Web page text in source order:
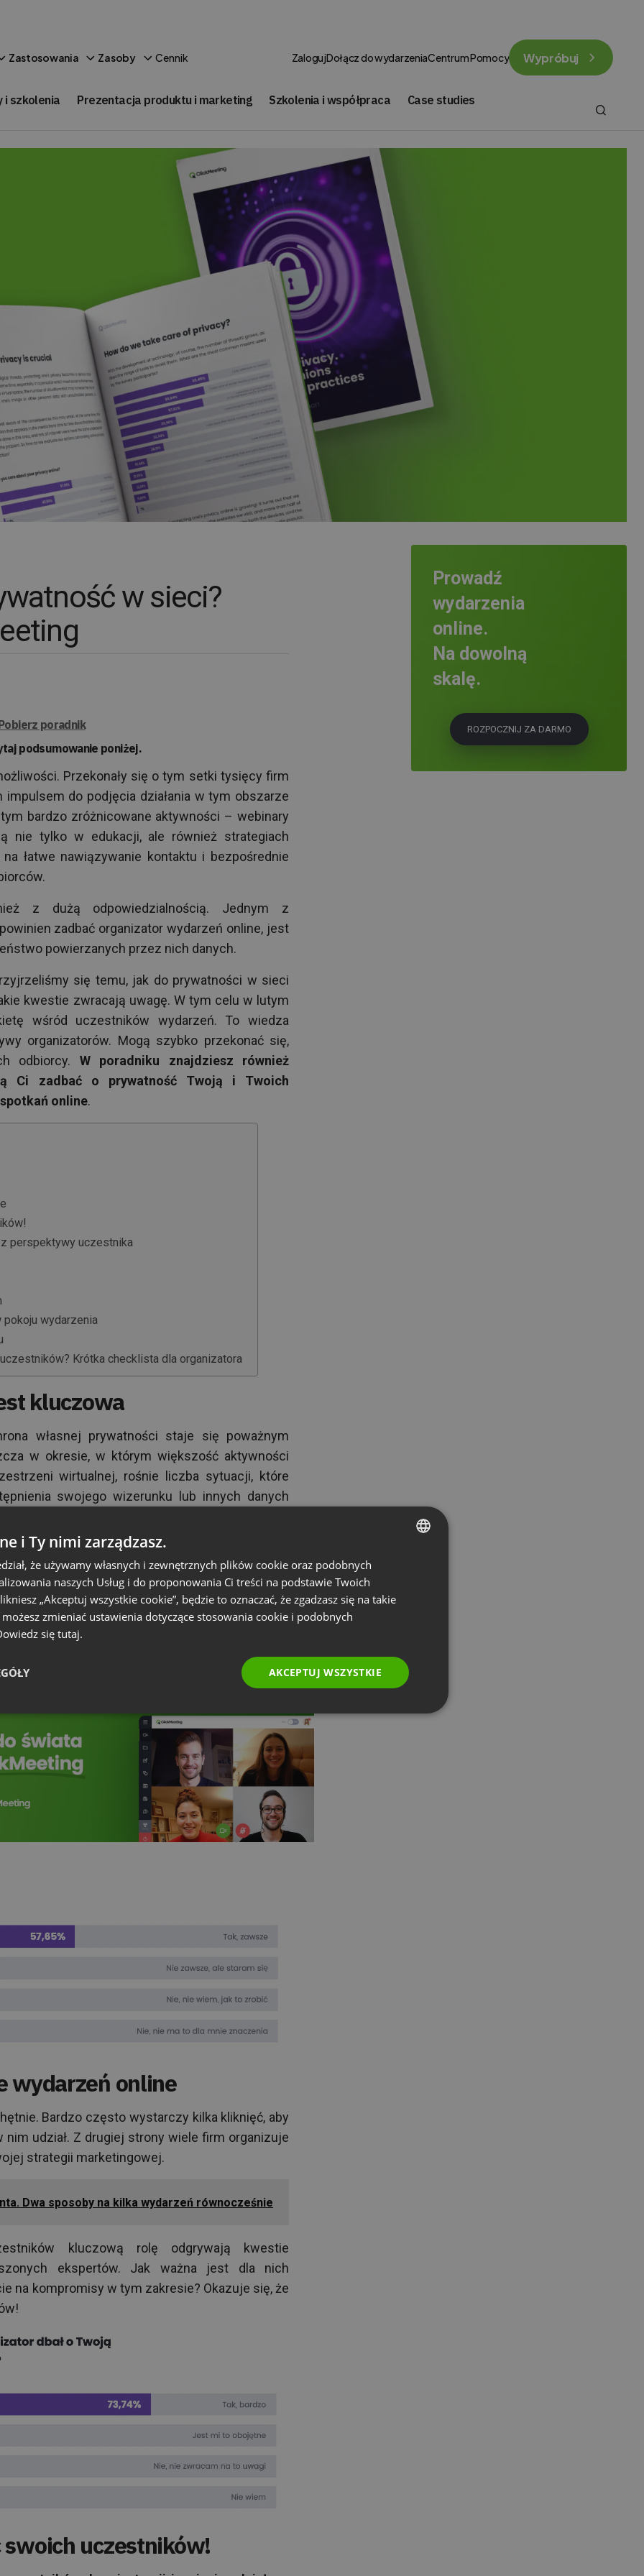
Zastosowania Zasoby Cennik ZalogujDołącz do wydarzeniaCentrum Pomocy Wypróbuj
i szkolenia Prezentacja produktu i marketing Szkolenia i współpraca
Case studies
w sieci?
poradnik
podsumowanie poniżej.
Przekonały się o tym setki tysięcy firm
impulsem do podjęcia działania w tym obszarze
bardzo zróżnicowane aktywności – webinary
nie tylko w edukacji, ale również strategiach
łatwe nawiązywanie kontaktu i bezpośrednie
z dużą odpowiedzialnością. Jednym z
zadbać organizator wydarzeń online, jest
powierzanych przez nich danych.
się temu, jak do prywatności w sieci
kwestie zwracają uwagę. W tym celu w lutym
wśród uczestników wydarzeń. To wiedza
organizatorów. Mogą szybko przekonać się,
odbiorcy. W poradniku znajdziesz również
Ci zadbać o prywatność Twoją i Twoich
online.
perspektywy uczestnika
wydarzenia
Krótka checklista dla organizatora
kluczowa
własnej prywatności staje się poważnym
w okresie, w którym większość aktywności
wirtualnej, rośnie liczba sytuacji, które
swojego wizerunku lub innych danych
z tego, z jakimi konsekwencjami może się
się co jakiś czas w przestrzeni publicznej
w tym zakresie sporo do zrobienia i nie
problemu z takim samym zrozumieniem. Jak
ochrony prywatności w sieci?
wydarzeń online
Bardzo często wystarczy kilka kliknięć, aby
udział. Z drugiej strony wiele firm organizuje
strategii marketingowej.
Dwa sposoby na kilka wydarzeń równocześnie
kluczową rolę odgrywają kwestie
ekspertów. Jak ważna jest dla nich
na kompromisy w tym zakresie? Okazuje się, że
uczestników!
Prowadź
wydarzenia
online.
Na dowolną
skalę.
ROZPOCZNIJ ZA DARMO
ENGLISH
FRENCH
RUSSIAN
SPANISH
i Ty nimi zarządzasz.
że używamy własnych i zewnętrznych plików cookie oraz podobnych
naszych Usług i do proponowania Ci treści na podstawie Twoich
„Akceptuj wszystkie cookie”, będzie to oznaczać, że zgadzasz się na takie
możesz zmieniać ustawienia dotyczące stosowania cookie i podobnych
się tutaj.
AKCEPTUJ WSZYSTKIE